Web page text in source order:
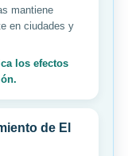
mantiene
en ciudades y
los efectos
de El